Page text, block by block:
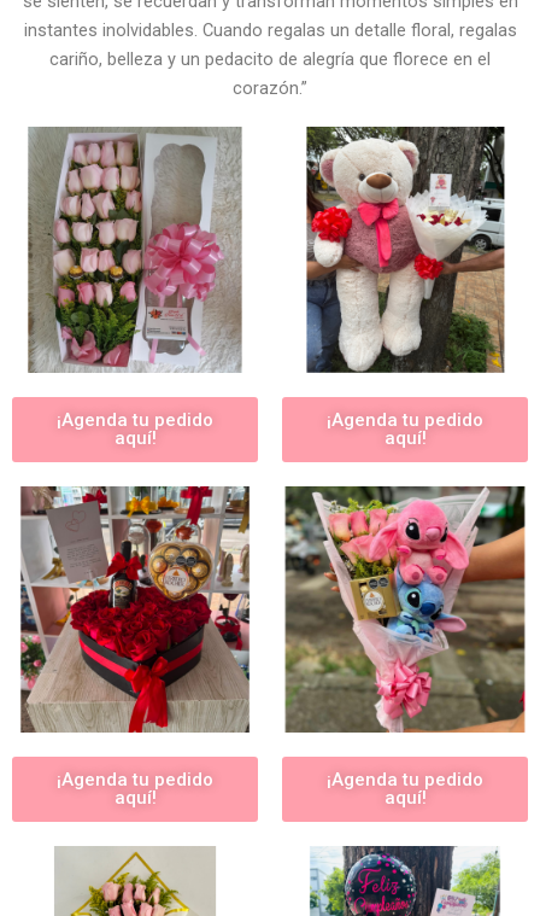
instantes inolvidables. Cuando regalas un detalle floral, regalas
cariño, belleza y un pedacito de alegría que florece en el
corazón.”
¡Agenda tu pedido
aquí!
¡Agenda tu pedido
aquí!
¡Agenda tu pedido
aquí!
¡Agenda tu pedido
aquí!